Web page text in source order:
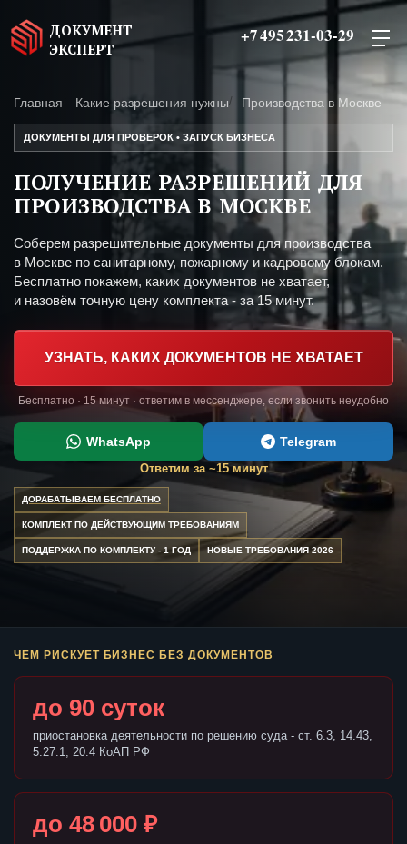
ДОКУМЕНТ
ЭКСПЕРТ
+7 495 231-03-29
Главная Какие разрешения нужны Производства в Москве
ДОКУМЕНТЫ ДЛЯ ПРОВЕРОК • ЗАПУСК БИЗНЕСА
ПОЛУЧЕНИЕ РАЗРЕШЕНИЙ ДЛЯ
ПРОИЗВОДСТВА В МОСКВЕ
Соберем разрешительные документы для производства
в Москве по санитарному, пожарному и кадровому блокам.
Бесплатно покажем, каких документов не хватает,
и назовём точную цену комплекта - за 15 минут.
УЗНАТЬ, КАКИХ ДОКУМЕНТОВ НЕ ХВАТАЕТ
Бесплатно · 15 минут · ответим в мессенджере, если звонить неудобно
WhatsApp Telegram
Ответим за ~15 минут
ДОРАБАТЫВАЕМ БЕСПЛАТНО
КОМПЛЕКТ ПО ДЕЙСТВУЮЩИМ ТРЕБОВАНИЯМ
ПОДДЕРЖКА ПО КОМПЛЕКТУ - 1 ГОД НОВЫЕ ТРЕБОВАНИЯ 2026
ЧЕМ РИСКУЕТ БИЗНЕС БЕЗ ДОКУМЕНТОВ
до 90 суток
приостановка деятельности по решению суда - ст. 6.3, 14.43,
5.27.1, 20.4 КоАП РФ
до 48 000 ₽